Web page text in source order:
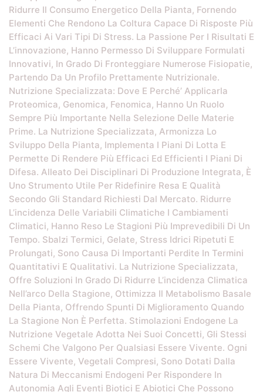
Ridurre Il Consumo Energetico Della Pianta, Fornendo
Elementi Che Rendono La Coltura Capace Di Risposte Più
Efficaci Ai Vari Tipi Di Stress. La Passione Per I Risultati E
L’innovazione, Hanno Permesso Di Sviluppare Formulati
Innovativi, In Grado Di Fronteggiare Numerose Fisiopatie,
Partendo Da Un Profilo Prettamente Nutrizionale.
Nutrizione Specializzata: Dove E Perché’ Applicarla
Proteomica, Genomica, Fenomica, Hanno Un Ruolo
Sempre Più Importante Nella Selezione Delle Materie
Prime. La Nutrizione Specializzata, Armonizza Lo
Sviluppo Della Pianta, Implementa I Piani Di Lotta E
Permette Di Rendere Più Efficaci Ed Efficienti I Piani Di
Difesa. Alleato Dei Disciplinari Di Produzione Integrata, È
Uno Strumento Utile Per Ridefinire Resa E Qualità
Secondo Gli Standard Richiesti Dal Mercato. Ridurre
L’incidenza Delle Variabili Climatiche I Cambiamenti
Climatici, Hanno Reso Le Stagioni Più Imprevedibili Di Un
Tempo. Sbalzi Termici, Gelate, Stress Idrici Ripetuti E
Prolungati, Sono Causa Di Importanti Perdite In Termini
Quantitativi E Qualitativi. La Nutrizione Specializzata,
Offre Soluzioni In Grado Di Ridurre L’incidenza Climatica
Nell’arco Della Stagione, Ottimizza Il Metabolismo Basale
Della Pianta, Offrendo Spunti Di Miglioramento Quando
La Stagione Non È Perfetta. Stimolazioni Endogene La
Nutrizione Vegetale Adotta Nei Suoi Concetti, Gli Stessi
Schemi Che Valgono Per Qualsiasi Essere Vivente. Ogni
Essere Vivente, Vegetali Compresi, Sono Dotati Dalla
Natura Di Meccanismi Endogeni Per Rispondere In
Autonomia Agli Eventi Biotici E Abiotici Che Possono